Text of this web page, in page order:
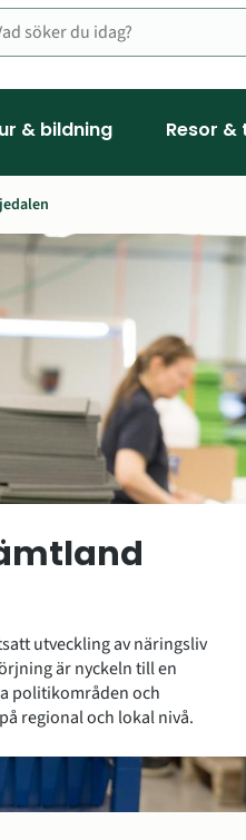
& bildning Resor
utveckling av näringsliv
är nyckeln till en
politikområden och
regional och lokal nivå.